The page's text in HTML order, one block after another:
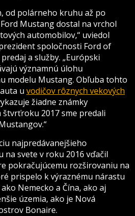
od polárneho kruhu až po
Mustang dostal na vrchol
automobilov,“ uviedol
spoločnosti Ford of
a služby. „Európski
významnú úlohu
modelu Mustang. Obľuba tohto
u vodičov rôznych vekových
žiadne známky
2017 sme predali
najpredávanejšieho
svete v roku 2016 vďačil
pokračujúcemu rozširovaniu na
prispelo k výraznému nárastu
Nemecko a Čína, ako aj
územia, ako je Nová
Bonaire.